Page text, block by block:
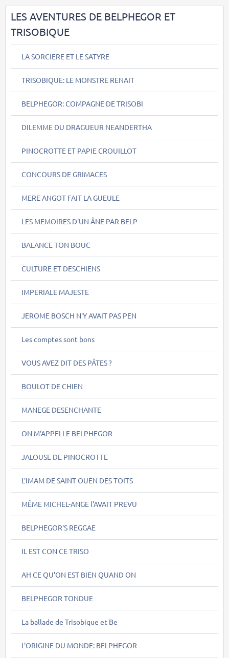
LES AVENTURES DE BELPHEGOR ET
TRISOBIQUE
LA SORCIERE ET LE SATYRE
TRISOBIQUE: LE MONSTRE RENAIT
BELPHEGOR: COMPAGNE DE TRISOBI
DILEMME DU DRAGUEUR NEANDERTHA
PINOCROTTE ET PAPIE CROUILLOT
CONCOURS DE GRIMACES
MERE ANGOT FAIT LA GUEULE
LES MEMOIRES D'UN ÂNE PAR BELP
BALANCE TON BOUC
CULTURE ET DESCHIENS
IMPERIALE MAJESTE
JEROME BOSCH N'Y AVAIT PAS PEN
Les comptes sont bons
VOUS AVEZ DIT DES PÂTES ?
BOULOT DE CHIEN
MANEGE DESENCHANTE
ON M'APPELLE BELPHEGOR
JALOUSE DE PINOCROTTE
L'IMAM DE SAINT OUEN DES TOITS
MÊME MICHEL-ANGE l'AVAIT PREVU
BELPHEGOR'S REGGAE
IL EST CON CE TRISO
AH CE QU'ON EST BIEN QUAND ON
BELPHEGOR TONDUE
La ballade de Trisobique et Be
L'ORIGINE DU MONDE: BELPHEGOR